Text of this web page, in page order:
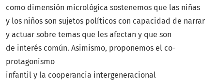
como dimensión micrológica sostenemos que las niñas
y los niños son sujetos políticos con capacidad de narrar
y actuar sobre temas que les afectan y que son
de interés común. Asimismo, proponemos el co-
protagonismo
infantil y la cooperancia intergeneracional